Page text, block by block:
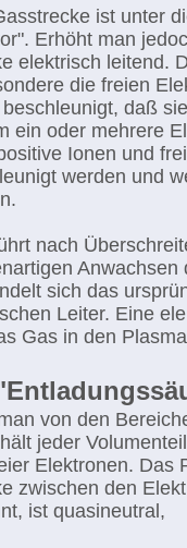
ist unter
Erhöht man
elektrisch leitend.
die freien
daß
ein oder mehrere
Ionen und
werden und
nach
sich das
Leiter. Eine
Gas in den
von den
jeder
Elektronen. Das
zwischen den
ist quasineutral,